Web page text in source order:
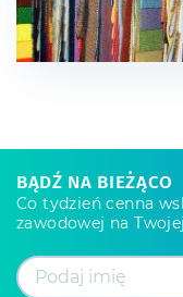
BĄDŹ NA BIEŻĄCO
Co tydzień cenna
zawodowej na